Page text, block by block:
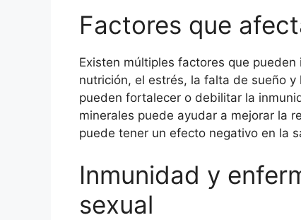
Factores que
Existen múltiples factores que
nutrición, el estrés, la falta de sueño
pueden fortalecer o debilitar la
minerales puede ayudar a mejorar la
puede tener un efecto negativo en la
Inmunidad y
sexual